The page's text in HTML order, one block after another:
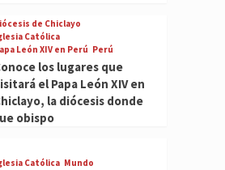
de Chiclayo
Católica
León XIV en Perú Perú
los lugares que
el Papa León XIV en
la diócesis donde
obispo
Católica Mundo